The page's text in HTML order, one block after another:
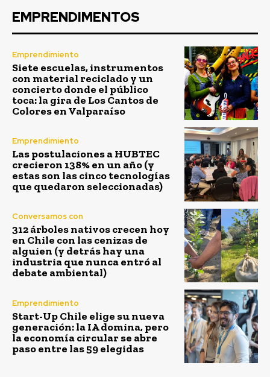
EMPRENDIMENTOS
Emprendimiento
Siete escuelas, instrumentos
con material reciclado y un
concierto donde el público
toca: la gira de Los Cantos de
Colores en Valparaíso
Emprendimiento
Las postulaciones a HUBTEC
crecieron 138% en un año (y
estas son las cinco tecnologías
que quedaron seleccionadas)
Conversamos con
312 árboles nativos crecen hoy
en Chile con las cenizas de
alguien (y detrás hay una
industria que nunca entró al
debate ambiental)
Emprendimiento
Start-Up Chile elige su nueva
generación: la IA domina, pero
la economía circular se abre
paso entre las 59 elegidas